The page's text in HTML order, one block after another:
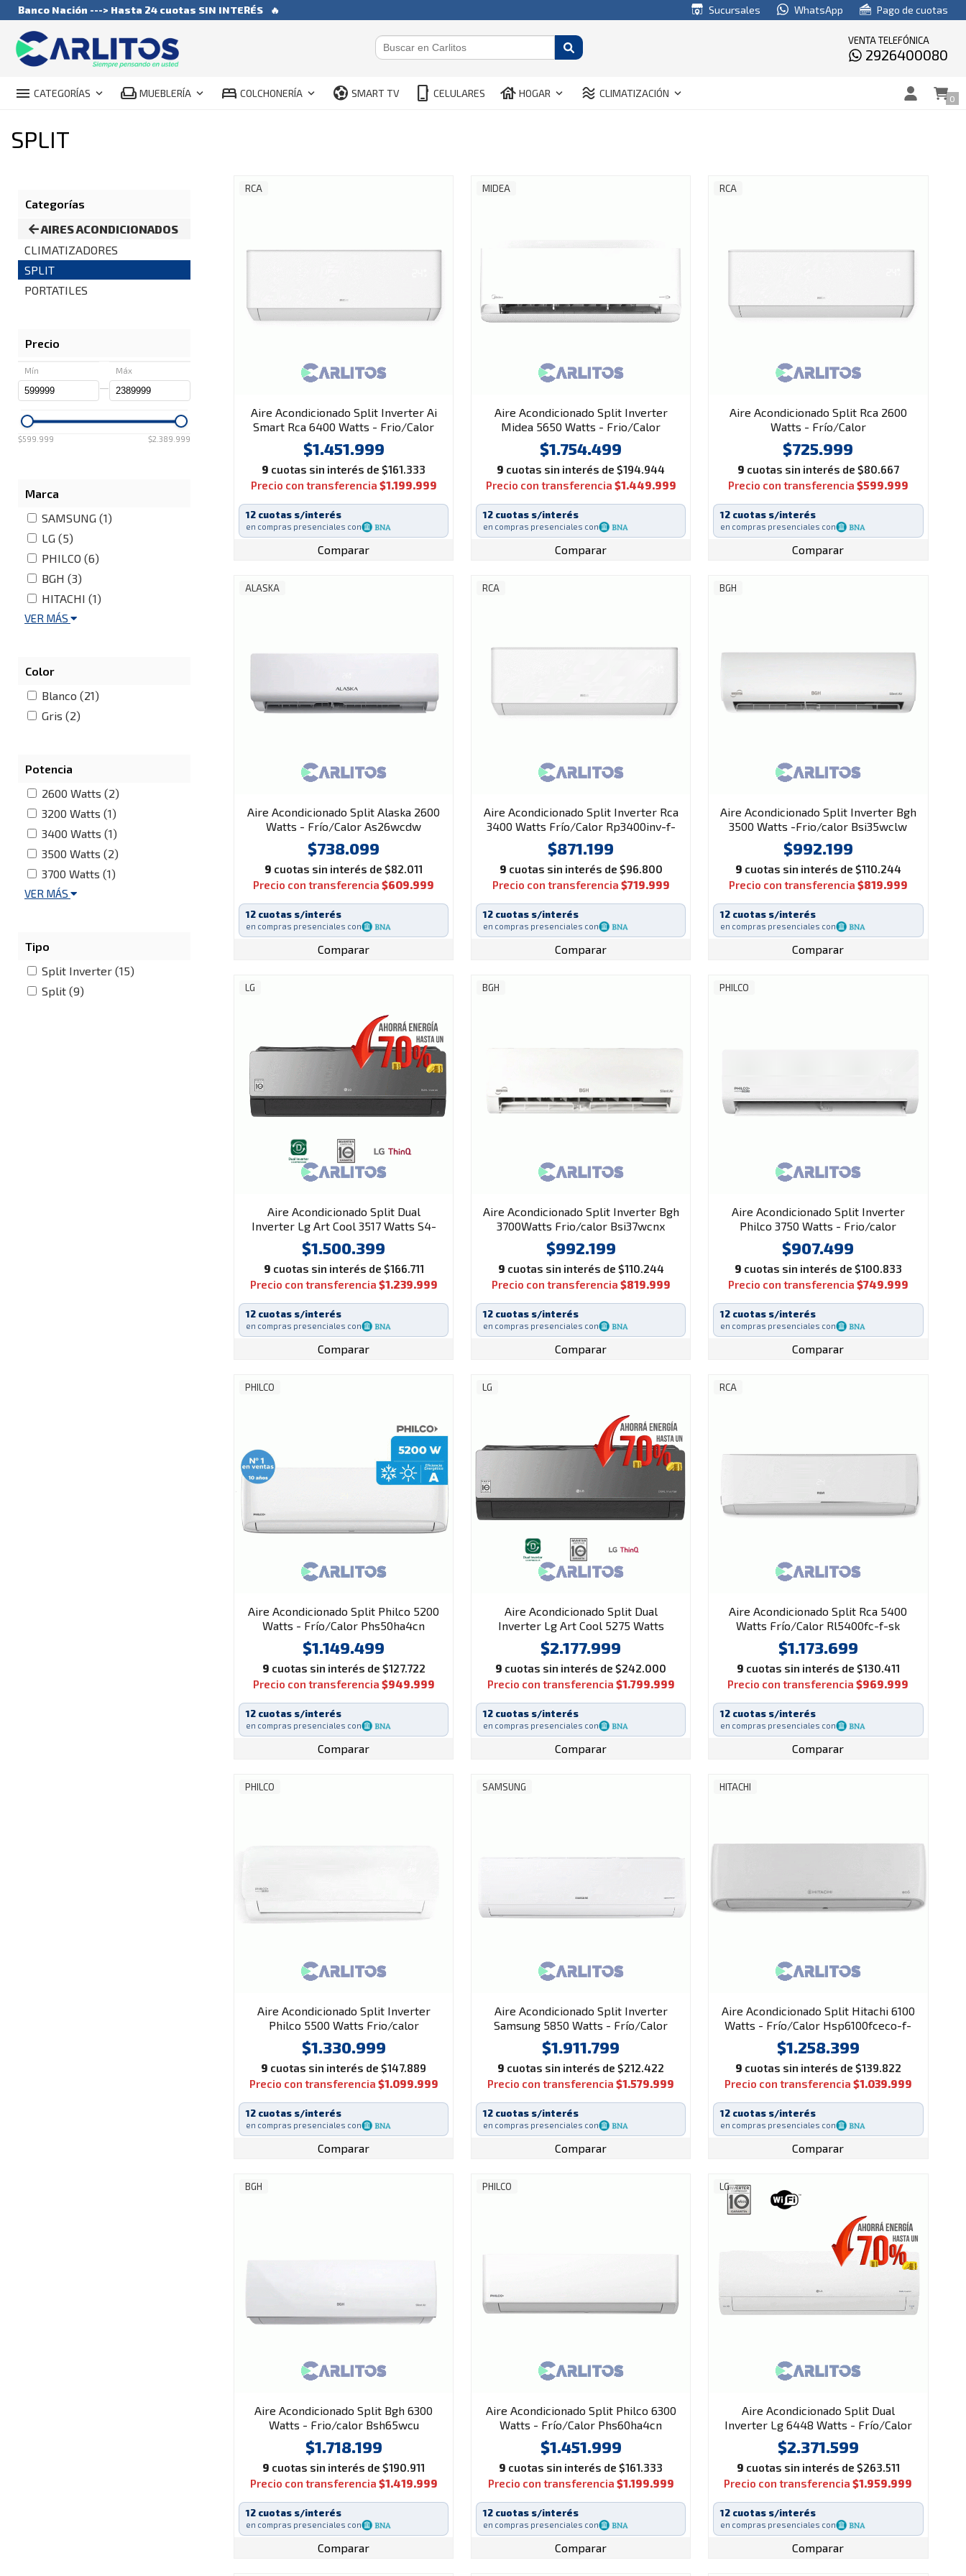
Banco Nación ---> Hasta 24 cuotas SIN INTERÉS 🔥 Sucursales WhatsApp Pago de cuotas
VENTA TELEFÓNICA
2926400080
0
menu CATEGORÍAS keyboard_arrow_down weekend MUEBLERÍA keyboard_arrow_down bed COLCHONERÍA keyboard_arrow_down sports_and_outdoors SMART TV phone_iphone CELULARES house HOGAR keyboard_arrow_down airware CLIMATIZACIÓN keyboard_arrow_down
SPLIT
Categorías
AIRES ACONDICIONADOS
CLIMATIZADORES
SPLIT
PORTATILES
Precio
Mín
—
Máx
$599.999 $2.389.999
Marca
SAMSUNG (1)
LG (5)
PHILCO (6)
BGH (3)
HITACHI (1)
VER MÁS
Color
Blanco (21)
Gris (2)
Potencia
2600 Watts (2)
3200 Watts (1)
3400 Watts (1)
3500 Watts (2)
3700 Watts (1)
VER MÁS
Tipo
Split Inverter (15)
Split (9)
RCA
Aire Acondicionado Split Inverter Ai
Smart Rca 6400 Watts - Frio/Calor
Smart6400inv-f-sk
$1.451.999
9 cuotas sin interés de $161.333
Precio con transferencia $1.199.999
12 cuotas s/interés
en compras presenciales con
Comparar
MIDEA
Aire Acondicionado Split Inverter
Midea 5650 Watts - Frio/Calor
Mscbic-18H-N80m
$1.754.499
9 cuotas sin interés de $194.944
Precio con transferencia $1.449.999
12 cuotas s/interés
en compras presenciales con
Comparar
RCA
Aire Acondicionado Split Rca 2600
Watts - Frío/Calor
$725.999
9 cuotas sin interés de $80.667
Precio con transferencia $599.999
12 cuotas s/interés
en compras presenciales con
Comparar
ALASKA
Aire Acondicionado Split Alaska 2600
Watts - Frío/Calor As26wcdw
$738.099
9 cuotas sin interés de $82.011
Precio con transferencia$609.999
12 cuotas s/interés
en compras presenciales con
Comparar
RCA
Aire Acondicionado Split Inverter Rca
3400 Watts Frío/Calor Rp3400inv-f-
sk
$871.199
9 cuotas sin interés de $96.800
Precio con transferencia $719.999
12 cuotas s/interés
en compras presenciales con
Comparar
BGH
Aire Acondicionado Split Inverter Bgh
3500 Watts -Frio/calor Bsi35wclw
$992.199
9 cuotas sin interés de $110.244
Precio con transferencia $819.999
12 cuotas s/interés
en compras presenciales con
Comparar
LG
Aire Acondicionado Split Dual
Inverter Lg Art Cool 3517 Watts S4-
w12jarpa
$1.500.399
9 cuotas sin interés de $166.711
Precio con transferencia $1.239.999
12 cuotas s/interés
en compras presenciales con
Comparar
BGH
Aire Acondicionado Split Inverter Bgh
3700Watts Frio/calor Bsi37wcnx
$992.199
9 cuotas sin interés de $110.244
Precio con transferencia $819.999
12 cuotas s/interés
en compras presenciales con
Comparar
PHILCO
Aire Acondicionado Split Inverter
Philco 3750 Watts - Frio/calor
Phin37ha2an
$907.499
9 cuotas sin interés de $100.833
Precio con transferencia $749.999
12 cuotas s/interés
en compras presenciales con
Comparar
PHILCO
Aire Acondicionado Split Philco 5200
Watts - Frío/Calor Phs50ha4cn
$1.149.499
9 cuotas sin interés de $127.722
Precio con transferencia $949.999
12 cuotas s/interés
en compras presenciales con
Comparar
LG
Aire Acondicionado Split Dual
Inverter Lg Art Cool 5275 Watts
Frío/Calor S4-w18klrpa
$2.177.999
9 cuotas sin interés de $242.000
Precio con transferencia $1.799.999
12 cuotas s/interés
en compras presenciales con
Comparar
RCA
Aire Acondicionado Split Rca 5400
Watts Frío/Calor Rl5400fc-f-sk
$1.173.699
9 cuotas sin interés de $130.411
Precio con transferencia$969.999
12 cuotas s/interés
en compras presenciales con
Comparar
PHILCO
Aire Acondicionado Split Inverter
Philco 5500 Watts Frio/calor
Phin55ha2an
$1.330.999
9 cuotas sin interés de $147.889
Precio con transferencia $1.099.999
12 cuotas s/interés
en compras presenciales con
Comparar
SAMSUNG
Aire Acondicionado Split Inverter
Samsung 5850 Watts - Frío/Calor
Ar24Bshqawk2bg
$1.911.799
9 cuotas sin interés de $212.422
Precio con transferencia$1.579.999
12 cuotas s/interés
en compras presenciales con
Comparar
HITACHI
Aire Acondicionado Split Hitachi 6100
Watts - Frío/Calor Hsp6100fceco-f-
sk
$1.258.399
9 cuotas sin interés de $139.822
Precio con transferencia $1.039.999
12 cuotas s/interés
en compras presenciales con
Comparar
BGH
Aire Acondicionado Split Bgh 6300
Watts - Frio/calor Bsh65wcu
$1.718.199
9 cuotas sin interés de $190.911
Precio con transferencia $1.419.999
12 cuotas s/interés
en compras presenciales con
Comparar
PHILCO
Aire Acondicionado Split Philco 6300
Watts - Frío/Calor Phs60ha4cn
$1.451.999
9 cuotas sin interés de $161.333
Precio con transferencia $1.199.999
12 cuotas s/interés
en compras presenciales con
Comparar
LG
Aire Acondicionado Split Dual
Inverter Lg 6448 Watts - Frío/Calor
Wifi S4-w24k231e
$2.371.599
9 cuotas sin interés de $263.511
Precio con transferencia$1.959.999
12 cuotas s/interés
en compras presenciales con
Comparar